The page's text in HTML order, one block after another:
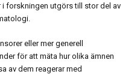
forskningen utgörs till stor del av
eller mer generell
för att mäta hur olika ämnen
av dem reagerar med